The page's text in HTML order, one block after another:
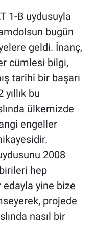
1-B uydusuyla
bugün
geldi. İnanç,
cümlesi bilgi,
tarihi bir başarı
bu
ülkemizde
engeller
2008
birileri hep
edayla yine bize
projede
nasıl bir